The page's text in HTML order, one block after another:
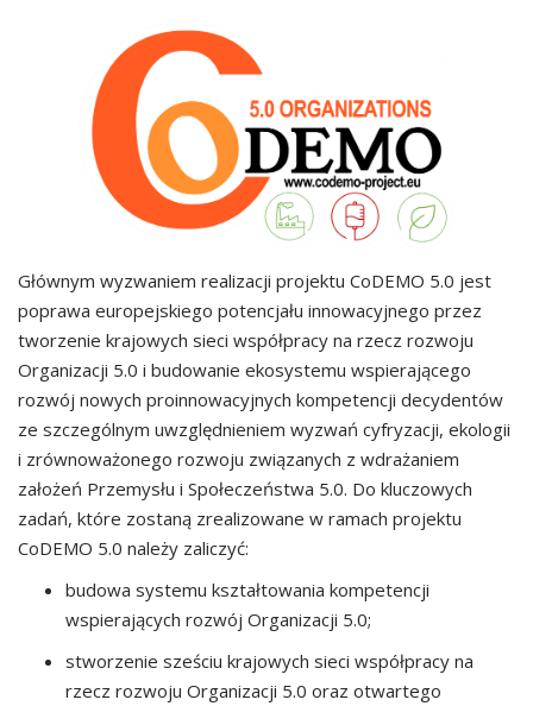
Głównym wyzwaniem realizacji projektu CoDEMO 5.0 jest
poprawa europejskiego potencjału innowacyjnego przez
tworzenie krajowych sieci współpracy na rzecz rozwoju
Organizacji 5.0 i budowanie ekosystemu wspierającego
rozwój nowych proinnowacyjnych kompetencji decydentów
ze szczególnym uwzględnieniem wyzwań cyfryzacji, ekologii
i zrównoważonego rozwoju związanych z wdrażaniem
założeń Przemysłu i Społeczeństwa 5.0. Do kluczowych
zadań, które zostaną zrealizowane w ramach projektu
CoDEMO 5.0 należy zaliczyć:
budowa systemu kształtowania kompetencji
wspierających rozwój Organizacji 5.0;
stworzenie sześciu krajowych sieci współpracy na
rzecz rozwoju Organizacji 5.0 oraz otwartego